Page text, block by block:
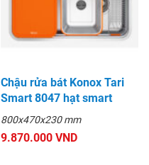
Chậu rửa bát Konox Tari
Smart 8047 hạt smart
800x470x230 mm
9.870.000 VND